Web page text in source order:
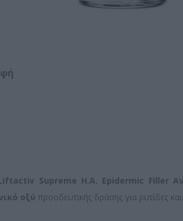
Supreme H.A. Epidermic Filler
οξύ προοδευτικής δράσης για ρυτίδες